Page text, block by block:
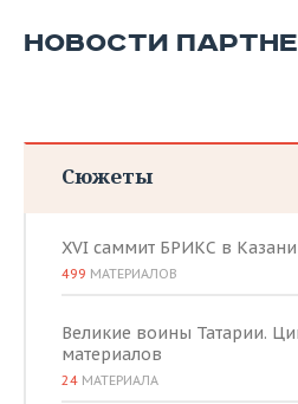
НОВОСТИ
Сюжеты
XVI саммит БРИКС в Казани
499 МАТЕРИАЛОВ
Великие воины Татарии.
материалов
24 МАТЕРИАЛА